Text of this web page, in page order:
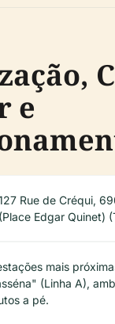
e
Rue de Créqui,
(Place Edgar Quinet)
mais
(Linha A),
a pé.